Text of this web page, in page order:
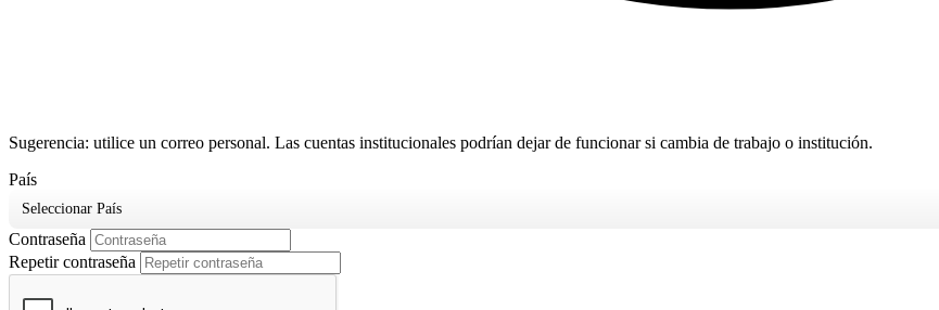
Sugerencia: utilice un correo personal. Las cuentas institucionales podrían dejar de funcionar si cambia de trabajo o institución.
País
Seleccionar País
Contraseña
Repetir contraseña